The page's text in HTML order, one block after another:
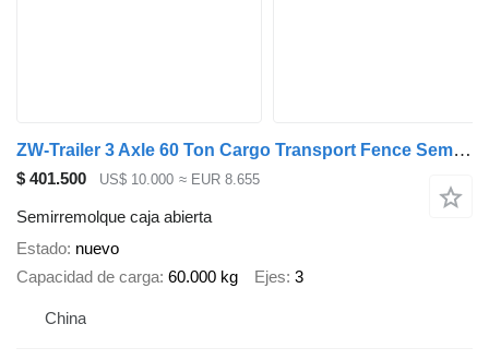
ZW-Trailer 3 Axle 60 Ton Cargo Transport Fence Semi Trailer
$ 401.500 US$ 10.000 ≈ EUR 8.655
Semirremolque caja abierta
Estado nuevo
Capacidad de carga 60.000 kg Ejes 3
China